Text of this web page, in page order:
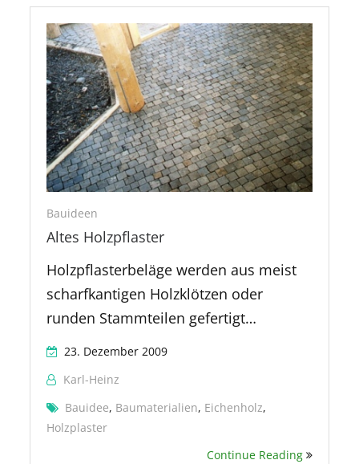
Bauideen
Altes Holzpflaster
Holzpflasterbeläge werden aus meist
scharfkantigen Holzklötzen oder
runden Stammteilen gefertigt…
23. Dezember 2009
Karl-Heinz
Bauidee, Baumaterialien, Eichenholz,
Holzplaster
Continue Reading